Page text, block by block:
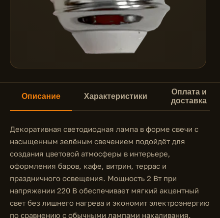
Описание Характеристики
Оплата и
доставка
Декоративная светодиодная лампа в форме свечи с
насыщенным зелёным свечением подойдёт для
создания цветовой атмосферы в интерьере,
оформления баров, кафе, витрин, террас и
праздничного освещения. Мощность 2 Вт при
напряжении 220 В обеспечивает мягкий акцентный
свет без лишнего нагрева и экономит электроэнергию
по сравнению с обычными лампами накаливания.